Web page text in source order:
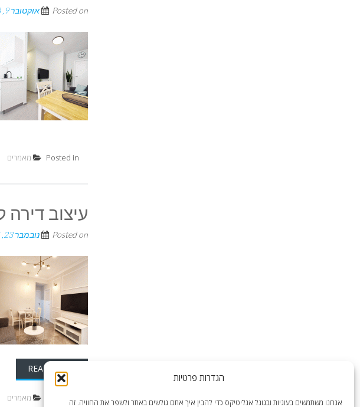
הגדרות פרטיות
אנחנו משתמשים בעוגיות ובגוגל אנליטיקס כדי להבין איך אתם גולשים באתר ולשפר את החוויה. זה
Posted on אוקטובר 9, 2018
Posted in מאמרים
עיצוב
Posted on נובמבר 23, 2015
READ MORE
מאמרים